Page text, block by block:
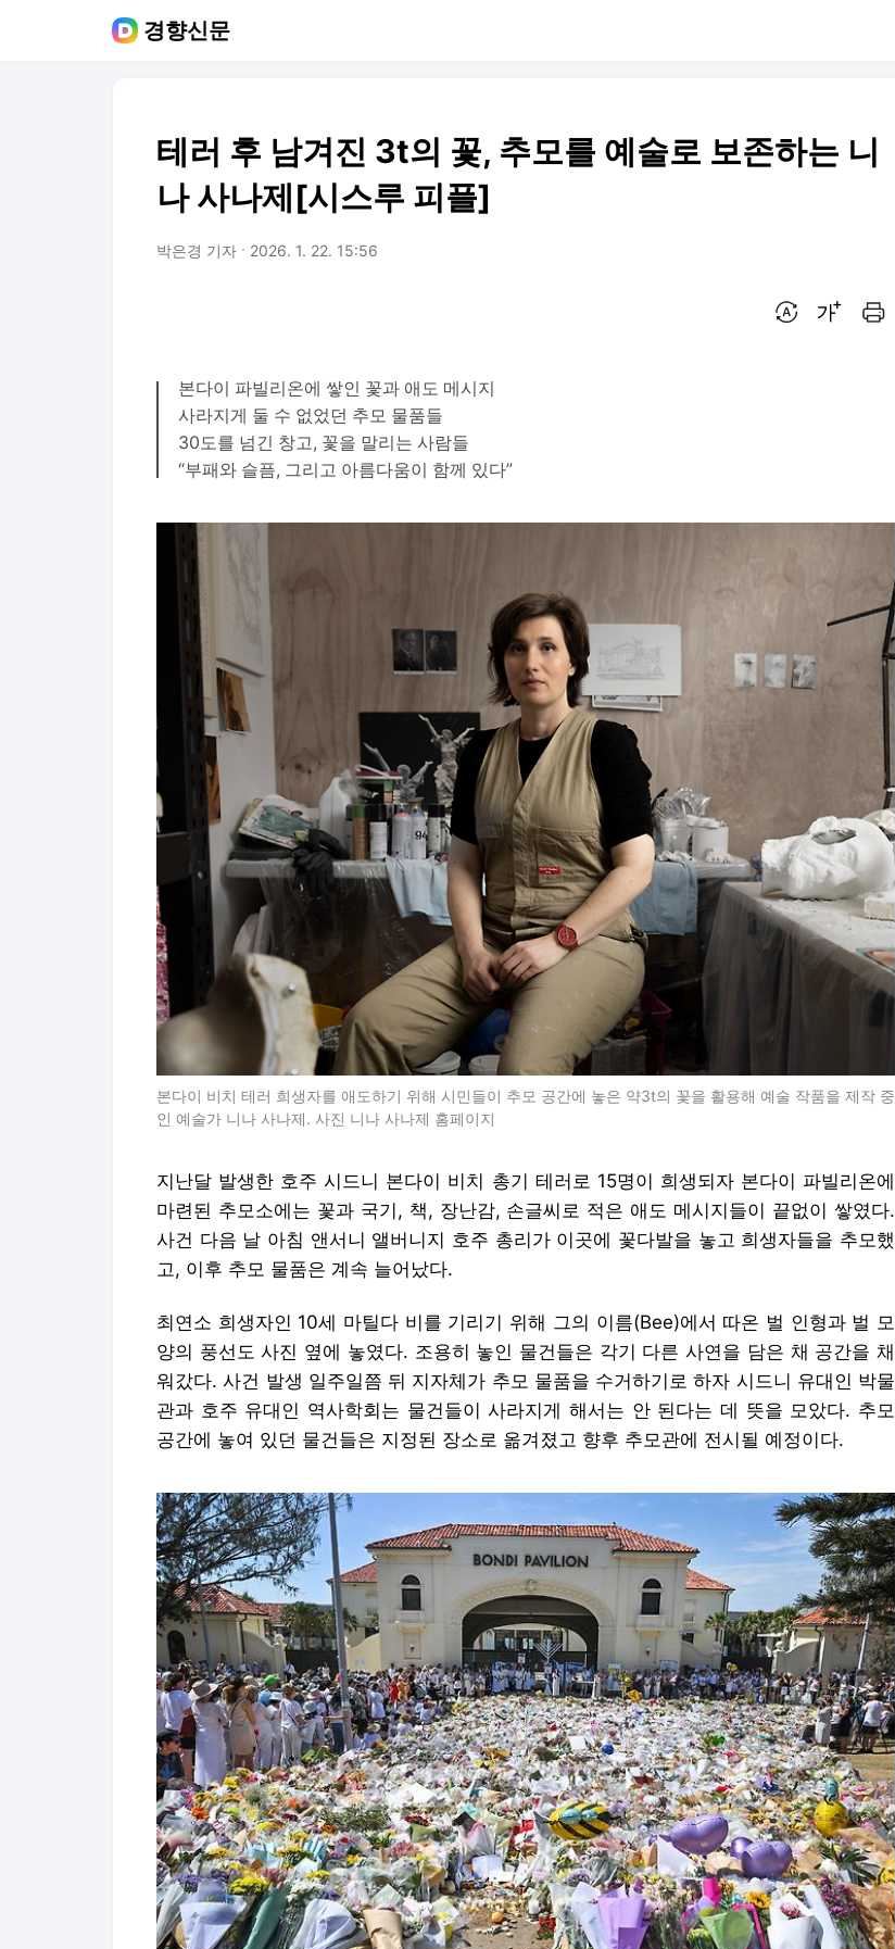
경향신문
테러 후 남겨진 3t의 꽃, 추모를 예술로 보존하는 니
나 사나제[시스루 피플]
박은경 기자 2026. 1. 22. 15:56
본다이 파빌리온에 쌓인 꽃과 애도 메시지
사라지게 둘 수 없었던 추모 물품들
30도를 넘긴 창고, 꽃을 말리는 사람들
“부패와 슬픔, 그리고 아름다움이 함께 있다”
본다이 비치 테러 희생자를 애도하기 위해 시민들이 추모 공간에 놓은 약3t의 꽃을 활용해 예술 작품을 제작 중
인 예술가 니나 사나제. 사진 니나 사나제 홈페이지
지난달 발생한 호주 시드니 본다이 비치 총기 테러로 15명이 희생되자 본다이 파빌리온에
마련된 추모소에는 꽃과 국기, 책, 장난감, 손글씨로 적은 애도 메시지들이 끝없이 쌓였다.
사건 다음 날 아침 앤서니 앨버니지 호주 총리가 이곳에 꽃다발을 놓고 희생자들을 추모했
고, 이후 추모 물품은 계속 늘어났다.
최연소 희생자인 10세 마틸다 비를 기리기 위해 그의 이름(Bee)에서 따온 벌 인형과 벌 모
양의 풍선도 사진 옆에 놓였다. 조용히 놓인 물건들은 각기 다른 사연을 담은 채 공간을 채
워갔다. 사건 발생 일주일쯤 뒤 지자체가 추모 물품을 수거하기로 하자 시드니 유대인 박물
관과 호주 유대인 역사학회는 물건들이 사라지게 해서는 안 된다는 데 뜻을 모았다. 추모
공간에 놓여 있던 물건들은 지정된 장소로 옮겨졌고 향후 추모관에 전시될 예정이다.